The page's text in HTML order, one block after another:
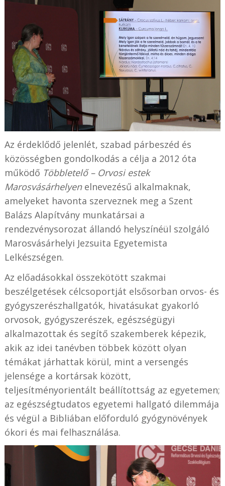
Az érdeklődő jelenlét, szabad párbeszéd és
közösségben gondolkodás a célja a 2012 óta
működő Többletelő – Orvosi estek
Marosvásárhelyenelnevezésű alkalmaknak,
amelyeket havonta szerveznek meg a Szent
Balázs Alapítvány munkatársai a
rendezvénysorozat állandó helyszínéül szolgáló
Marosvásárhelyi Jezsuita Egyetemista
Lelkészségen.
Az előadásokkal összekötött szakmai
beszélgetések célcsoportját elsősorban orvos- és
gyógyszerészhallgatók, hivatásukat gyakorló
orvosok, gyógyszerészek, egészségügyi
alkalmazottak és segítő szakemberek képezik,
akik az idei tanévben többek között olyan
témákat járhattak körül, mint a versengés
jelensége a kortársak között,
teljesítményorientált beállítottság az egyetemen;
az egészségtudatos egyetemi hallgató dilemmája
és végül a Bibliában előforduló gyógynövények
ókori és mai felhasználása.